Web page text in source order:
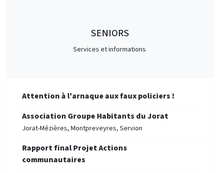
SENIORS
Services et informations
Attention à l'arnaque aux faux policiers !
Association Groupe Habitants du Jorat
Jorat-Mézières, Montpreveyres, Servion
Rapport final Projet Actions
communautaires